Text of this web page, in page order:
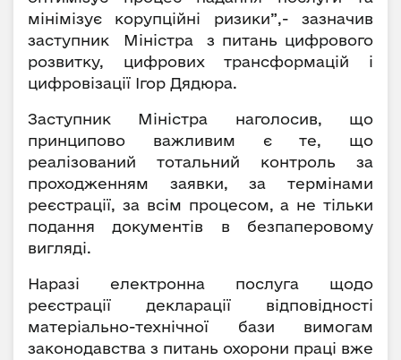
мінімізує корупційні ризики”,- зазначив
заступник Міністра з питань цифрового
розвитку, цифрових трансформацій і
цифровізації Ігор Дядюра.
Заступник Міністра наголосив, що
принципово важливим є те, що
реалізований тотальний контроль за
проходженням заявки, за термінами
реєстрації, за всім процесом, а не тільки
подання документів в безпаперовому
вигляді.
Наразі електронна послуга щодо
реєстрації декларації відповідності
матеріально-технічної бази вимогам
законодавства з питань охорони праці вже